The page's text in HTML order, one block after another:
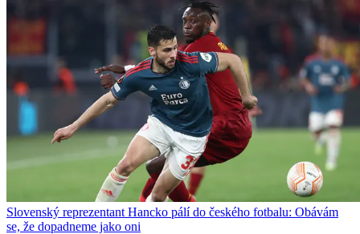
Slovenský reprezentant Hancko pálí do českého fotbalu: Obávám
se, že dopadneme jako oni